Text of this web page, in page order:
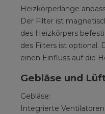
Heizkörperlänge
Der Filter ist
des Heizkörpers
des Filters ist optional.
einen Einfluss auf die
Gebläse und
Gebläse:
Integrierte